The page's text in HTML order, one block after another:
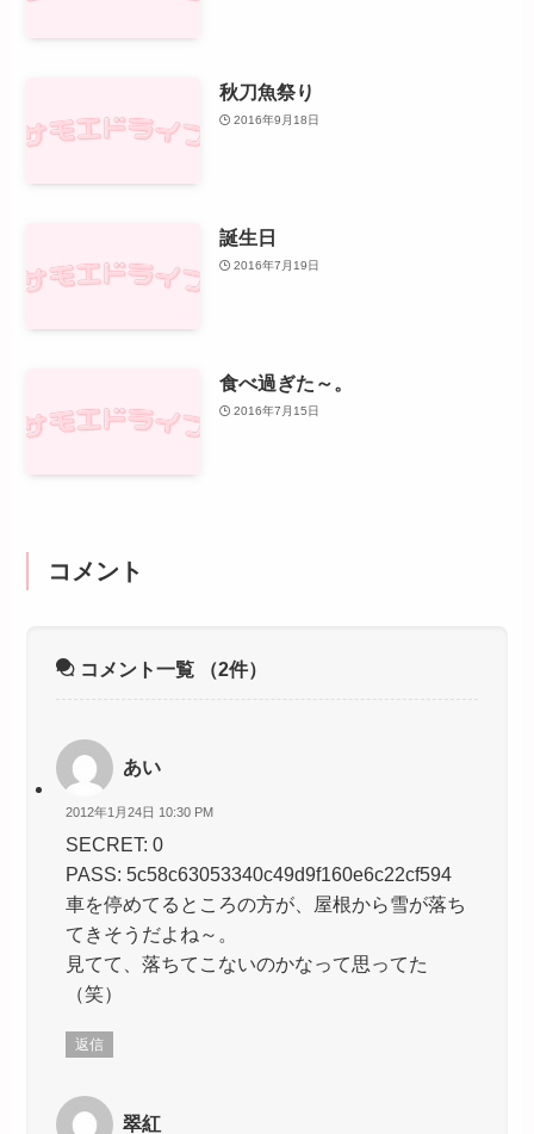
秋刀魚祭り
2016年9月18日
誕生日
2016年7月19日
食べ過ぎた～。
2016年7月15日
コメント
コメント一覧 （2件）
あい
2012年1月24日 10:30 PM
SECRET: 0
PASS: 5c58c63053340c49d9f160e6c22cf594
車を停めてるところの方が、屋根から雪が落ち
てきそうだよね～。
見てて、落ちてこないのかなって思ってた
（笑）
返信
翠紅